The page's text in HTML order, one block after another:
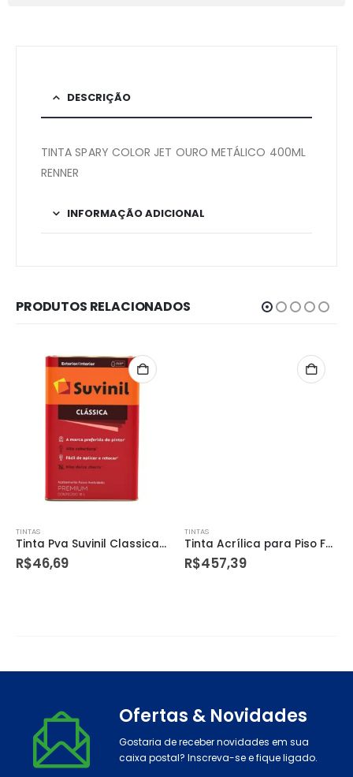
DESCRIÇÃO
TINTA SPARY COLOR JET OURO METÁLICO 400ML
RENNER
INFORMAÇÃO ADICIONAL
PRODUTOS RELACIONADOS
TINTAS
Tinta Pva Suvinil Classica B – A2 0,8l
R$46,69
TINTAS
Tinta Acrílica para Piso Fosco Vermelho Demarcação 18 Litros
R$457,39
Ofertas & Novidades
Gostaria de receber novidades em sua
caixa postal? Inscreva-se e fique ligado.